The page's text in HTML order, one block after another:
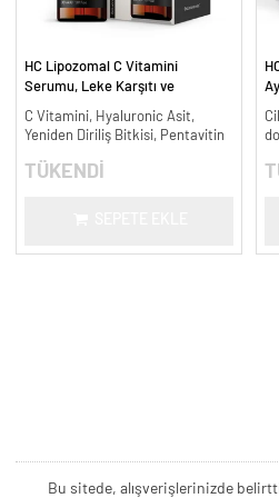
HC Lipozomal C Vitamini
Serumu, Leke Karşıtı ve
C Vitamini, Hyaluronic Asit,
Yeniden Diriliş Bitkisi, Pentavitin
TÜKENDİ
Bu sitede, alışverişlerinizde